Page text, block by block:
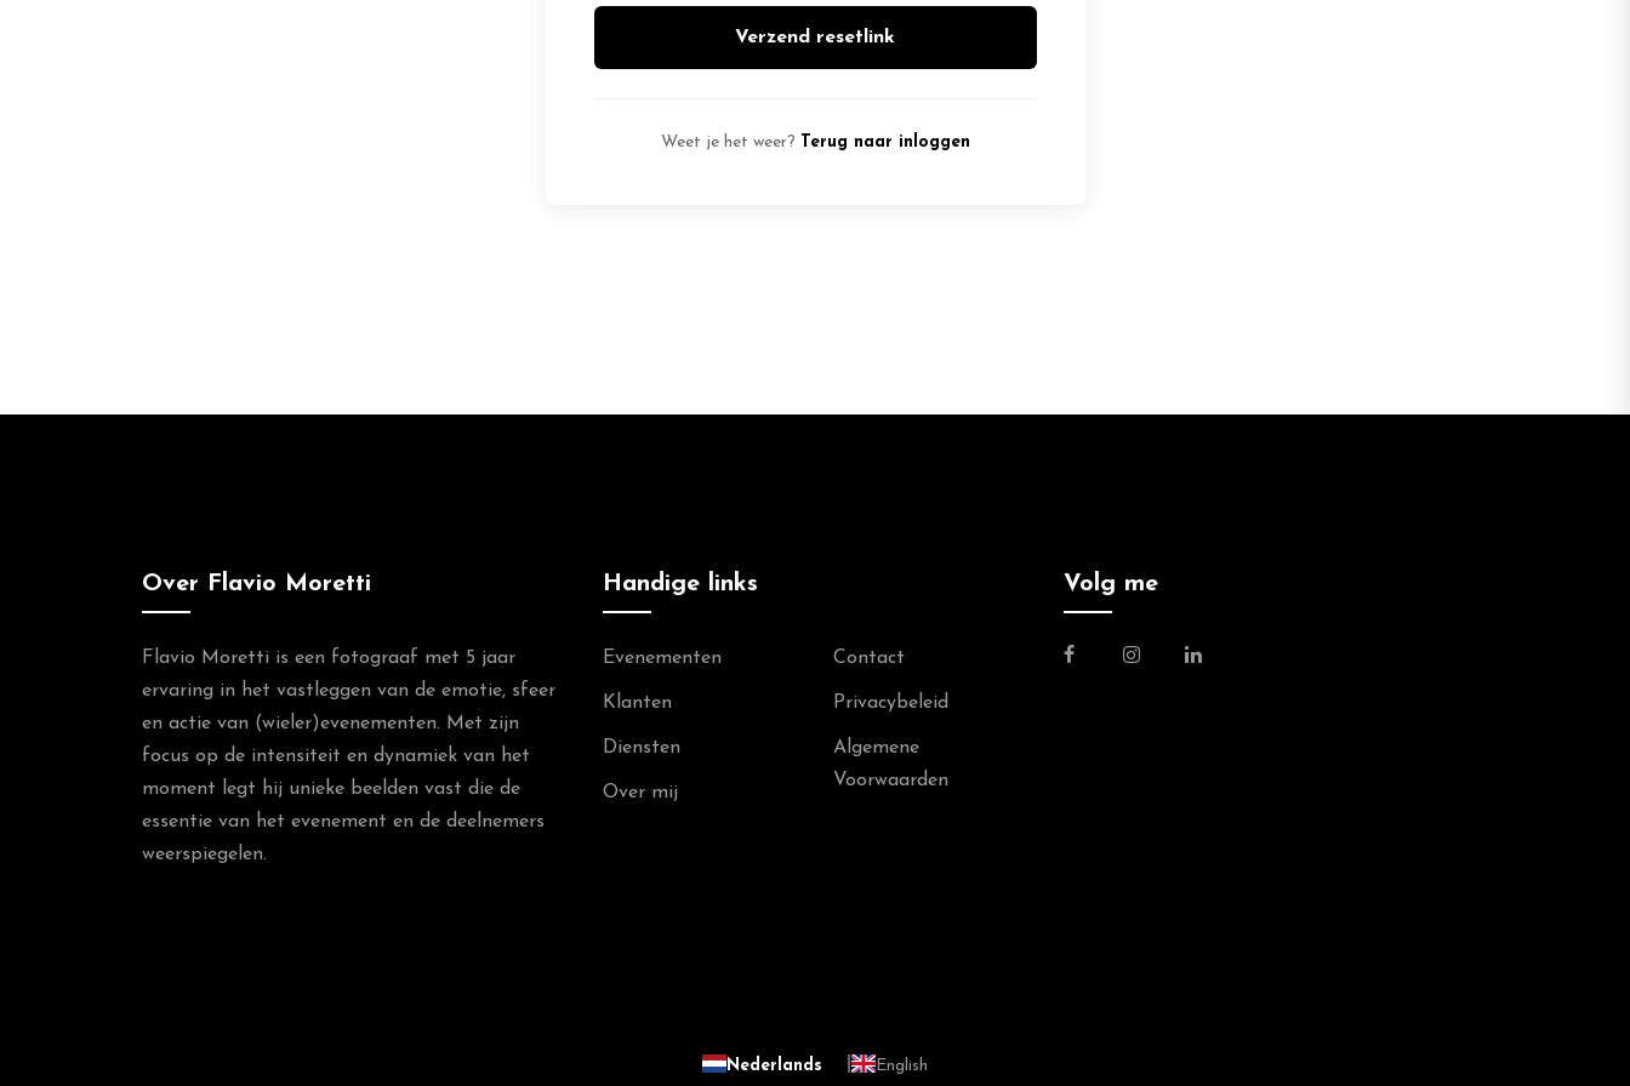
Verzend resetlink
Weet je het weer? Terug naar inloggen
Over Flavio Moretti
Flavio Moretti is een fotograaf met 5 jaar
ervaring in het vastleggen van de emotie, sfeer
en actie van (wieler)evenementen. Met zijn
focus op de intensiteit en dynamiek van het
moment legt hij unieke beelden vast die de
essentie van het evenement en de deelnemers
weerspiegelen.
Handige links
Evenementen
Klanten
Diensten
Over mij
Contact
Privacybeleid
Algemene
Voorwaarden
Volg me
Nederlands English